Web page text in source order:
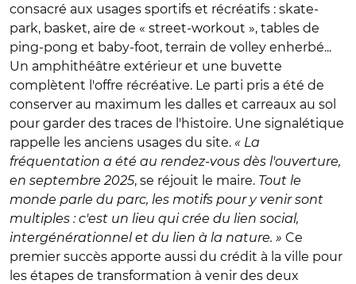
consacré aux usages sportifs et récréatifs : skate-
park, basket, aire de « street-workout », tables de
ping-pong et baby-foot, terrain de volley enherbé...
Un amphithéâtre extérieur et une buvette
complètent l'offre récréative. Le parti pris a été de
conserver au maximum les dalles et carreaux au sol
pour garder des traces de l'histoire. Une signalétique
rappelle les anciens usages du site. « La
fréquentation a été au rendez-vous dès l'ouverture,
en septembre 2025, se réjouit le maire. Tout le
monde parle du parc, les motifs pour y venir sont
multiples : c'est un lieu qui crée du lien social,
intergénérationnel et du lien à la nature. » Ce
premier succès apporte aussi du crédit à la ville pour
les étapes de transformation à venir des deux